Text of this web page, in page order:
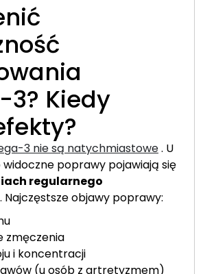
Kiedy
3 nie są natychmiastowe. U
widoczne poprawy pojawiają się
regularnego
. Najczęstsze objawy poprawy:
zmęczenia
i koncentracji
(u osób z artretyzmem)